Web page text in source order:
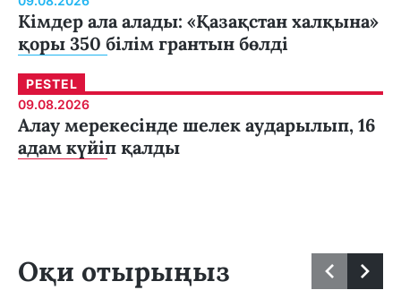
Кімдер ала алады: «Қазақстан халқына»
қоры 350 білім грантын бөлді
PESTEL
09.08.2026
Алау мерекесінде шелек аударылып, 16
адам күйіп қалды
Оқи отырыңыз